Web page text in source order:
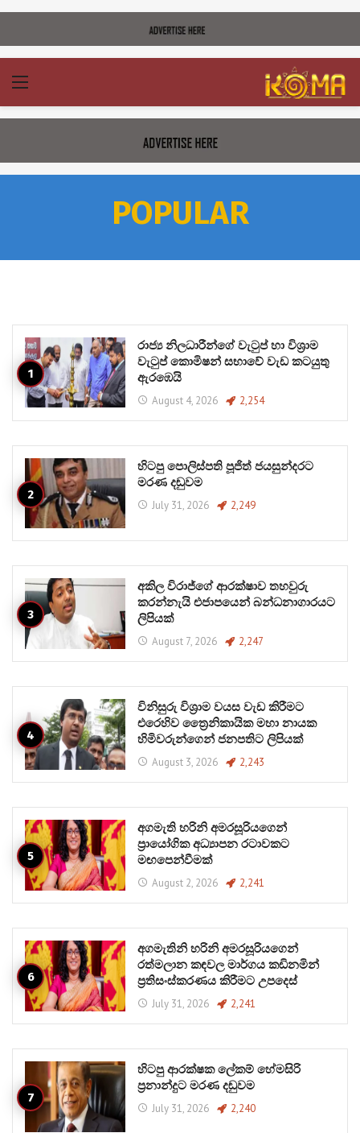
POPULAR
රාජ්‍ය නිලධාරීන්ගේ වැටුප් හා විශ්‍රාම
වැටුප් කොමිෂන් සභාවේ වැඩ කටයුතු
ඇරඹෙයි
August 4, 2026 2,254
හිටපු පොලිස්පති පූජිත් ජයසුන්දරට
මරණ දඬුවම
July 31, 2026 2,249
අකිල විරාජ්ගේ ආරක්ෂාව තහවුරු
කරන්නැයි එජාපයෙන් බන්ධනාගාරයට
ලිපියක්
August 7, 2026 2,247
විනිසුරු විශ්‍රාම වයස වැඩ කිරීමට
එරෙහිව ත්‍රෛනිකායික මහා නායක
හිමිවරුන්ගෙන් ජනපතිට ලිපියක්
August 3, 2026 2,243
අගමැති හරිනි අමරසූරියගෙන්
ප්‍රායෝගික අධ්‍යාපන රටාවකට
මඟපෙන්වීමක්
August 2, 2026 2,241
අගමැතිනි හරිනි අමරසූරියගෙන්
රත්මලාන කඳවල මාර්ගය කඩිනමින්
ප්‍රතිසංස්කරණය කිරීමට උපදෙස්
July 31, 2026 2,241
හිටපු ආරක්ෂක ලේකම් හේමසිරි
ප්‍රනාන්දුට මරණ දඬුවම
July 31, 2026 2,240